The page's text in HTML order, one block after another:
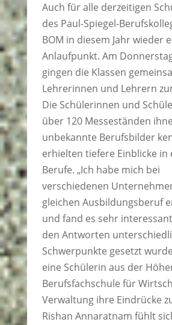
Auch für alle derzeitigen
des Paul-Spiegel-
BOM in diesem Jahr wieder
Anlaufpunkt. Am
gingen die Klassen
Lehrerinnen und Lehrern
Die Schülerinnen und
über 120 Messeständen
unbekannte Berufsbilder
erhielten tiefere Einblicke in
Berufe. „Ich habe mich bei
verschiedenen
gleichen Ausbildungsberuf
und fand es sehr
den Antworten
Schwerpunkte gesetzt
eine Schülerin aus der
Berufsfachschule für
Verwaltung ihre Eindrücke
Rishan Annaratnam fühlt